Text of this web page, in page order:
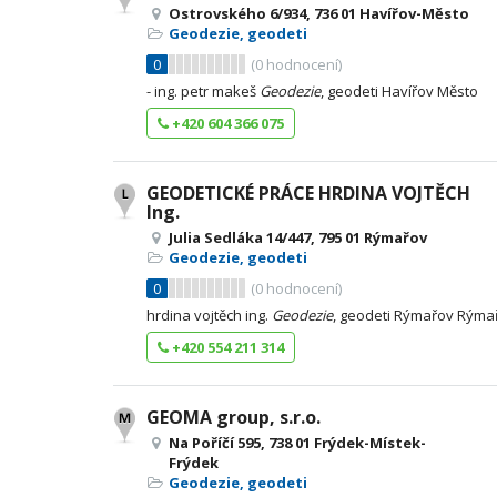
Ostrovského 6/934, 736 01 Havířov-Město
Geodezie, geodeti
0
(0 hodnocení)
- ing. petr makeš Geodezie, geodeti Havířov Město
+420 604 366 075
GEODETICKÉ PRÁCE HRDINA VOJTĚCH
Ing.
Julia Sedláka 14/447, 795 01 Rýmařov
Geodezie, geodeti
0
(0 hodnocení)
hrdina vojtěch ing. Geodezie, geodeti Rýmařov
+420 554 211 314
GEOMA group, s.r.o.
Na Poříčí 595, 738 01 Frýdek-Místek-
Frýdek
Geodezie, geodeti